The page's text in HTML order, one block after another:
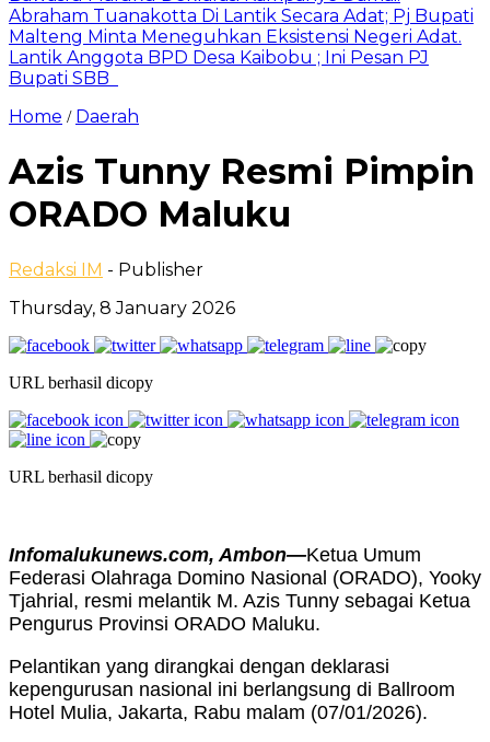
Abraham Tuanakotta Di Lantik Secara Adat; Pj Bupati
Malteng Minta Meneguhkan Eksistensi Negeri Adat.
Lantik Anggota BPD Desa Kaibobu ; Ini Pesan PJ
Bupati SBB
Home / Daerah
Azis Tunny Resmi Pimpin
ORADO Maluku
Redaksi IM - Publisher
Thursday, 8 January 2026
URL berhasil dicopy
URL berhasil dicopy
Infomalukunews.com, Ambon—Ketua Umum
Federasi Olahraga Domino Nasional (ORADO), Yooky
Tjahrial, resmi melantik M. Azis Tunny sebagai Ketua
Pengurus Provinsi ORADO Maluku.
Pelantikan yang dirangkai dengan deklarasi
kepengurusan nasional ini berlangsung di Ballroom
Hotel Mulia, Jakarta, Rabu malam (07/01/2026).